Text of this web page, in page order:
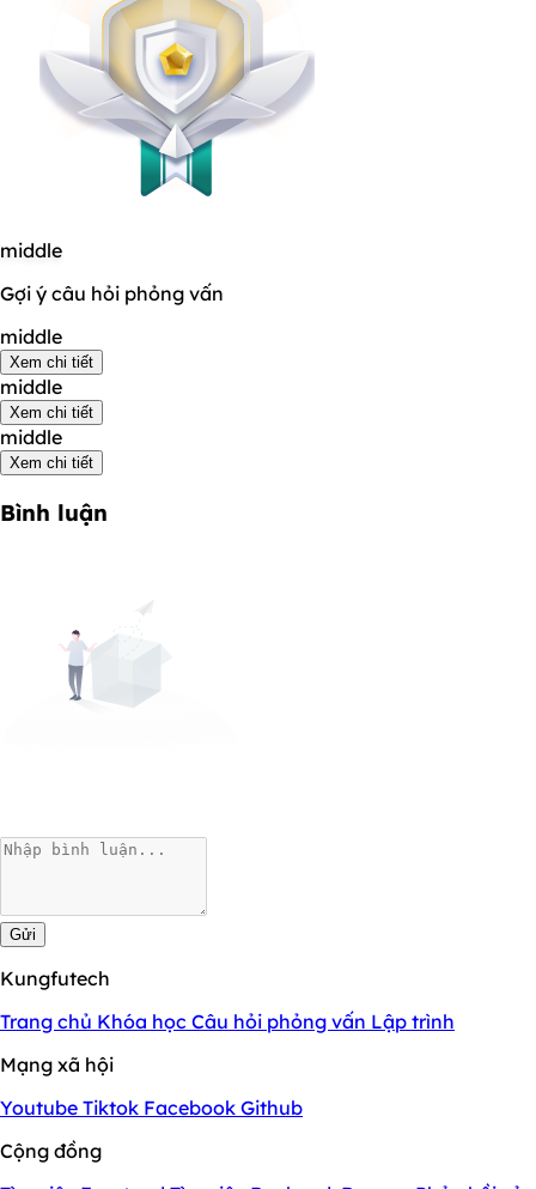
middle
Gợi ý câu hỏi phỏng vấn
middle
Xem chi tiết
middle
Xem chi tiết
middle
Xem chi tiết
Bình luận
Gửi
Kungfutech
Trang chủ Khóa học Câu hỏi phỏng vấn Lập trình
Mạng xã hội
Youtube Tiktok Facebook Github
Cộng đồng